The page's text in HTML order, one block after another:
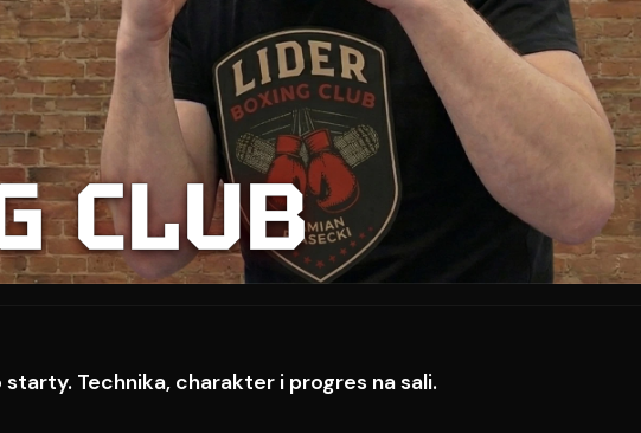
CLUB
Technika, charakter i progres na sali.